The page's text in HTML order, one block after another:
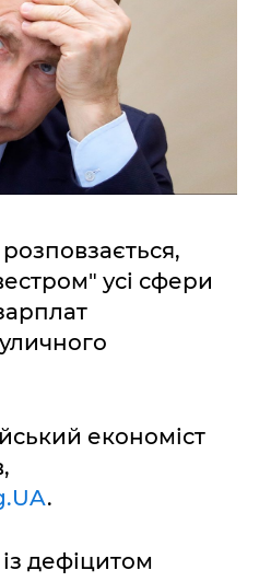
усі сфери
економіст
.
із дефіцитом